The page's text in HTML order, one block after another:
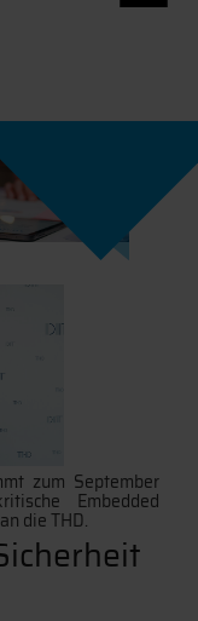
zum September
Embedded
die THD.